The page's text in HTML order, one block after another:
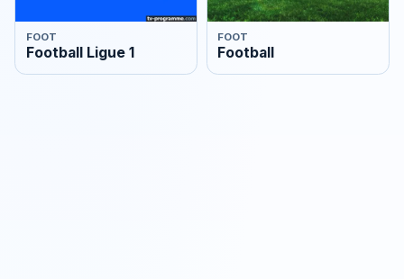
FOOT
Football Ligue 1
FOOT
Football